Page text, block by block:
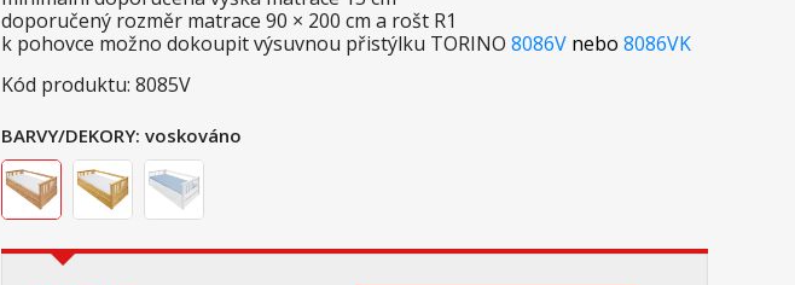
doporučený rozměr matrace 90 × 200 cm a rošt R1
k pohovce možno dokoupit výsuvnou přistýlku TORINO 8086V nebo 8086VK
Kód produktu: 8085V
BARVY/DEKORY: voskováno